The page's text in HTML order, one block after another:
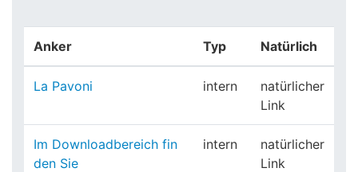
Anker Typ Natürlich
La Pavoni intern
natürlicher
Link
Im Downloadbereich fin
den Sie
intern
natürlicher
Link